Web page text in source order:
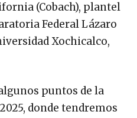
(Cobach), plantel
Federal Lázaro
Xochicalco,
puntos de la
donde tendremos